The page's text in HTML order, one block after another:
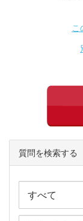
こ
質問を検索する